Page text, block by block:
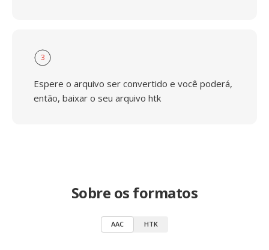
3
Espere o arquivo ser convertido e você poderá,
então, baixar o seu arquivo htk
Sobre os formatos
AAC HTK